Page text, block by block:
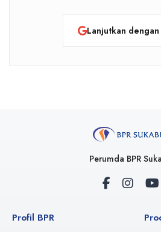
Lanjutkan
Perumda BPR
Profil BPR